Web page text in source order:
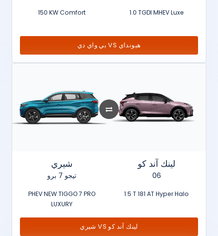
150 KW Comfort 1.0 TGDI MHEV Luxe
بي واي دي VS هيونداي
شيري
تيجو 7 برو
PHEV NEW TIGGO 7 PRO
LUXURY
لينك آند كو
06
1.5 T 181 AT Hyper Halo
شيري VS لينك آند كو